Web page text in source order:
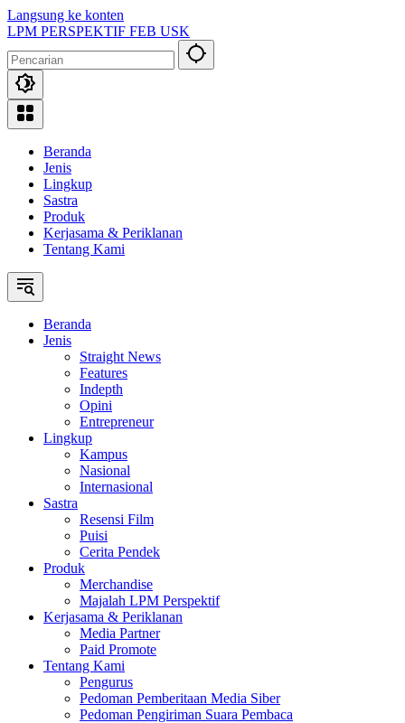
Langsung ke konten
LPM PERSPEKTIF FEB USK
Beranda
Jenis
Lingkup
Sastra
Produk
Kerjasama & Periklanan
Tentang Kami
Beranda
Jenis
Straight News
Features
Indepth
Opini
Entrepreneur
Lingkup
Kampus
Nasional
Internasional
Sastra
Resensi Film
Puisi
Cerita Pendek
Produk
Merchandise
Majalah LPM Perspektif
Kerjasama & Periklanan
Media Partner
Paid Promote
Tentang Kami
Pengurus
Pedoman Pemberitaan Media Siber
Pedoman Pengiriman Suara Pembaca